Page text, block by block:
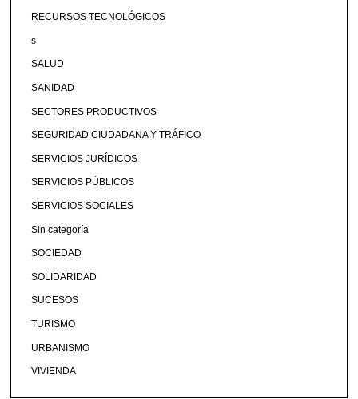
RECURSOS TECNOLÓGICOS
s
SALUD
SANIDAD
SECTORES PRODUCTIVOS
SEGURIDAD CIUDADANA Y TRÁFICO
SERVICIOS JURÍDICOS
SERVICIOS PÚBLICOS
SERVICIOS SOCIALES
Sin categoría
SOCIEDAD
SOLIDARIDAD
SUCESOS
TURISMO
URBANISMO
VIVIENDA